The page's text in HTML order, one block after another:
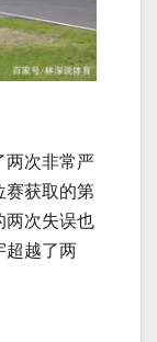
两次非常严
赛获取的第
两次失误也
超越了两